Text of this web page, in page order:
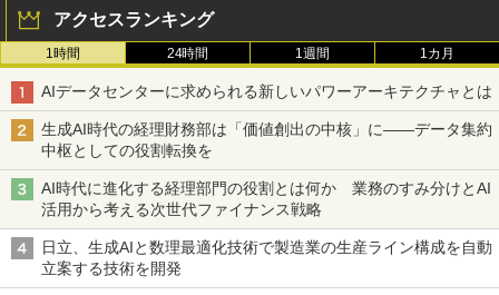
アクセスランキング
1時間 24時間 1週間 1カ月
AIデータセンターに求められる新しいパワーアーキテクチャとは
生成AI時代の経理財務部は「価値創出の中核」に――データ集約
中枢としての役割転換を
AI時代に進化する経理部門の役割とは何か 業務のすみ分けとAI
活用から考える次世代ファイナンス戦略
日立、生成AIと数理最適化技術で製造業の生産ライン構成を自動
立案する技術を開発